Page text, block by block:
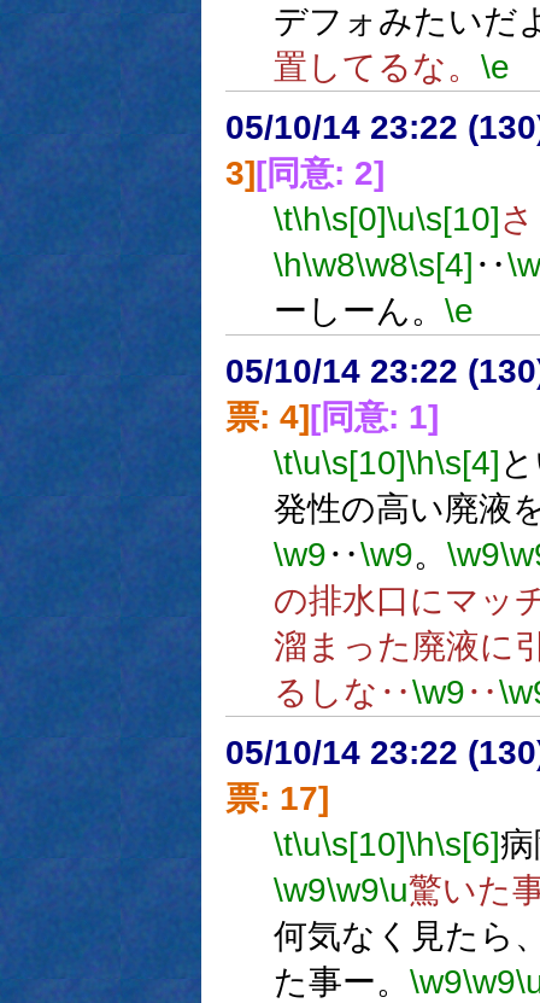
デフォみたいだ
置してるな。 \e
05/10/14 23:22
3][同意: 2]
\t\h\s[0]\u\s[10]
\h\w8\w8\s[4] ‥
ーしーん。 \e
05/10/14 23:22
票: 4][同意: 1]
\t\u\s[10]\h\s[4]
発性の高い廃液
\w9‥\w9。 \w9
の排水口にマッ
溜まった廃液に
るしな‥\w9‥
05/10/14 23:22
票: 17]
\t\u\s[10]\h\s[6]
\w9\w9\u驚いた
何気なく見たら
た事ー。 \w9\w9